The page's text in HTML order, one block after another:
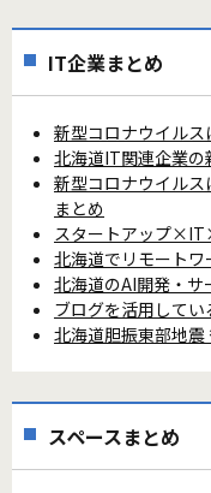
IT企業まとめ
新型コロナウイルス
北海道IT関連企業の
新型コロナウイル
まとめ
スタートアップ
北海道でリモート
北海道のAI開発・サ
ブログを活用して
北海道胆振東部地
スペースまとめ